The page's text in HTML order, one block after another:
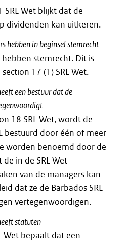
SRL Wet blijkt dat de
dividenden kan uitkeren.
hebben in beginsel stemrecht
stemrecht. Dit is
17 (1) SRL Wet.
een bestuur dat de
18 SRL Wet, wordt de
bestuurd door één of meer
worden benoemd door de
in de SRL Wet
van de managers kan
dat ze de Barbados SRL
vertegenwoordigen.
statuten
Wet bepaalt dat een